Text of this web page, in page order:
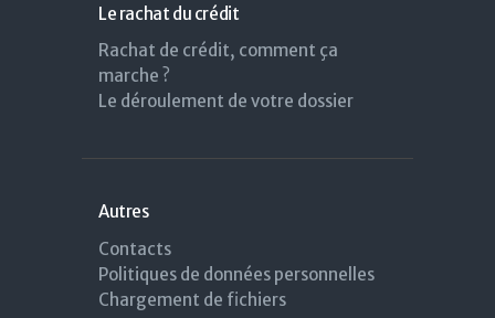
Le rachat du crédit
Rachat de crédit, comment ça
marche ?
Le déroulement de votre dossier
Autres
Contacts
Politiques de données personnelles
Chargement de fichiers